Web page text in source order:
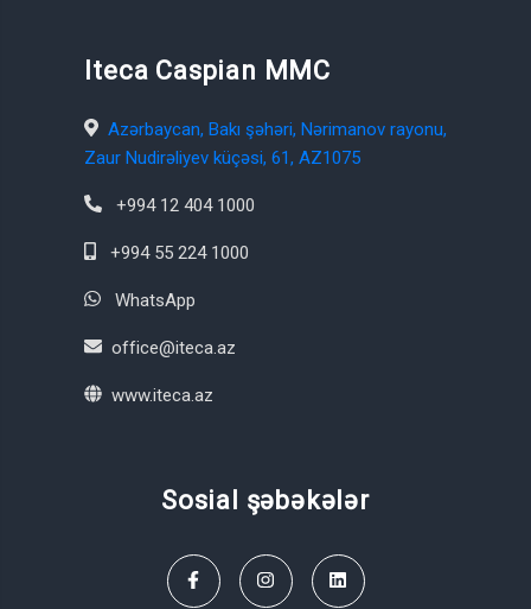
Iteca Caspian MMC
Azərbaycan, Bakı şəhəri, Nərimanov rayonu,
Zaur Nudirəliyev küçəsi, 61, AZ1075
+994 12 404 1000
+994 55 224 1000
WhatsApp
office@iteca.az
www.iteca.az
Sosial şəbəkələr